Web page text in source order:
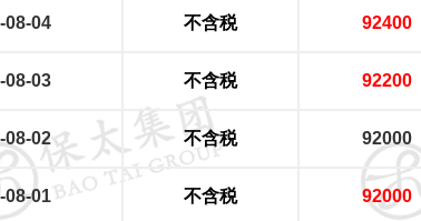
08-04 不含税 92400
08-03 不含税 92200
08-02 不含税 92000
08-01 不含税 92000